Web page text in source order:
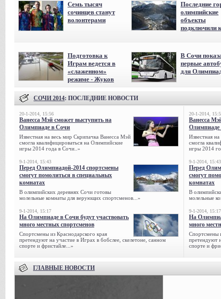
Семь тысяч
сочинцев станут
волонтерами
Последние
олимпийские
объекты
подключили
Подготовка к
Играм ведется в
«слаженном»
режиме - Жуков
В Сочи
первые
для
СОЧИ 2014: ПОСЛЕДНИЕ НОВОСТИ
20-1-2014, 15:56
Ванесса Мэй сможет выступить на
Олимпиаде в Сочи
Известная на весь мир Скрипачка Ванесса Мэй
смогла квалифицироваться на Олимпийские
игры 2014 года в Сочи..»
9-1-2014, 15:43
Перед Олимпиадой-2014 спортсмены
смогут помолиться в специальных
комнатах
В олимпийских деревнях Сочи готовы
молельные комнаты для верующих спортсменов...»
9-1-2014, 15:17
На Олимпиаде в Сочи будут участвовать
много местных спортсменов
Спортсмены из Краснодарского края
претендуют на участие в Играх в бобслее, скелетоне, санном
спорте и фристайле...»
20-1-2014,
Ванесса
Олимпиаде
Известная
смогла
игры 2014
9-1-2014, 15:43
Перед
смогут
комнатах
В
молельные
9-1-2014, 15:17
На
много
Спортсмены
претендуют
спорте и
ГЛАВНЫЕ НОВОСТИ